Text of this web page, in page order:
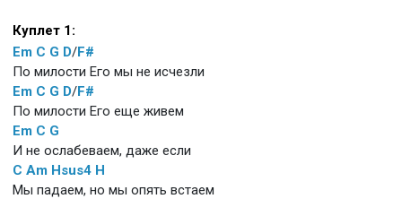
Куплет 1:
Em C G D/F#
По милости Его мы не исчезли
Em C G D/F#
По милости Его еще живем
Em C G
И не ослабеваем, даже если
C Am Hsus4 H
Мы падаем, но мы опять встаем